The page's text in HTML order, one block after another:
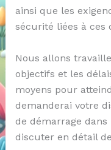
ainsi que les
sécurité liées à ces
Nous allons
objectifs et les
moyens pour
demanderai votre
de démarrage
discuter en détail